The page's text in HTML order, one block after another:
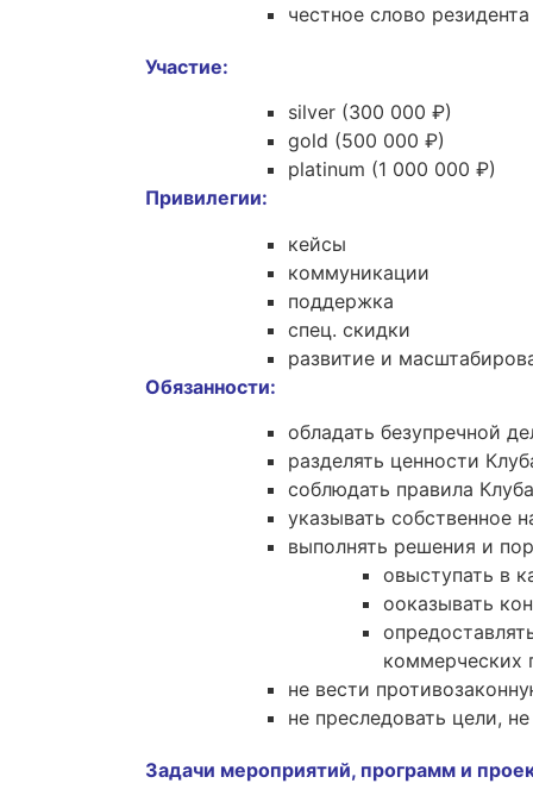
честное слово
Участие:
silver (300 000 ₽)
gold (500 000 ₽)
platinum (1 000 000 ₽)
Привилегии:
кейсы
коммуникации
поддержка
спец. скидки
развитие и
Обязанности:
обладать безупречной
разделять ценности
соблюдать правила Клуба
указывать собственное
выполнять решения и
oвыступать в
oоказывать
коммерческих
не вести
не преследовать цели,
Задачи мероприятий, программ и